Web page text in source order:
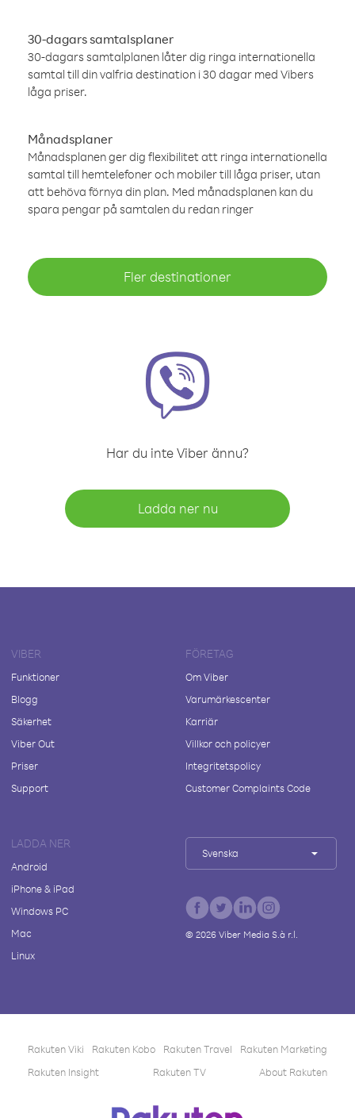
30-dagars samtalsplaner
30-dagars samtalplanen låter dig ringa internationella
samtal till din valfria destination i 30 dagar med Vibers
låga priser.
Månadsplaner
Månadsplanen ger dig flexibilitet att ringa internationella
samtal till hemtelefoner och mobiler till låga priser, utan
att behöva förnya din plan. Med månadsplanen kan du
spara pengar på samtalen du redan ringer
Fler destinationer
Har du inte Viber ännu?
Ladda ner nu
VIBER
Funktioner
Blogg
Säkerhet
Viber Out
Priser
Support
FÖRETAG
Om Viber
Varumärkescenter
Karriär
Villkor och policyer
Integritetspolicy
Customer Complaints Code
LADDA NER
Android
iPhone & iPad
Windows PC
Mac
Linux
Svenska
© 2026Viber Media S.à r.l.
Rakuten Viki Rakuten Kobo Rakuten Travel
Rakuten Marketing
Rakuten Insight
Rakuten TV About Rakuten